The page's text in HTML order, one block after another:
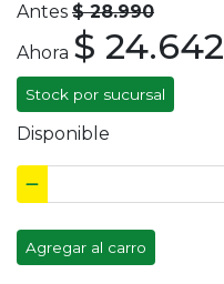
Antes $ 28.990
Ahora $ 24.642
Stock por sucursal
Disponible
Agregar al carro